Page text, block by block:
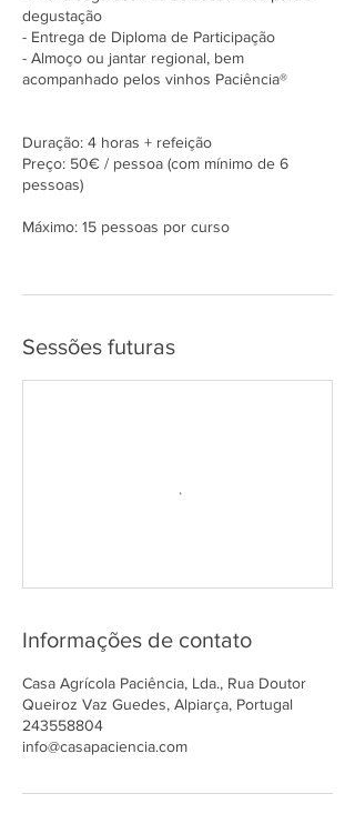
degustação
- Entrega de Diploma de Participação
- Almoço ou jantar regional, bem
acompanhado pelos vinhos Paciência®
Duração: 4 horas + refeição
Preço: 50€ / pessoa (com mínimo de 6
pessoas)
Máximo: 15 pessoas por curso
Sessões futuras
Informações de contato
Casa Agrícola Paciência, Lda., Rua Doutor
Queiroz Vaz Guedes, Alpiarça, Portugal
243558804
info@casapaciencia.com